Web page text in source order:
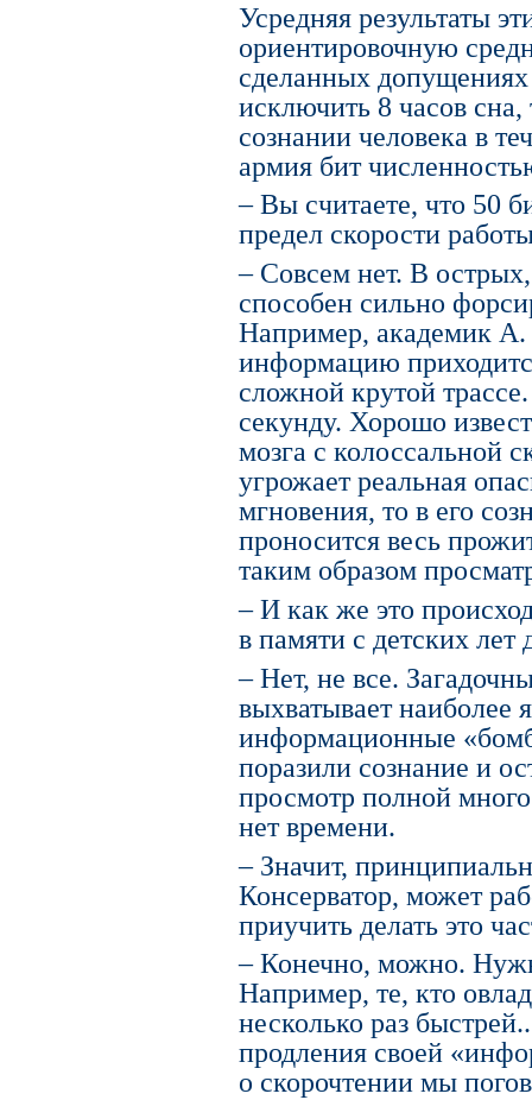
Усредняя результаты
ориентировочную
сделанных
исключить 8 часов сна,
сознании человека в
армия бит
– Вы считаете, что 50
предел скорости
– Совсем нет. В
способен сильно
Например, академик А.
информацию
сложной крутой
секунду. Хорошо
мозга с колоссальной
угрожает реальная
мгновения, то в его
проносится весь
таким образом
– И как же это
в памяти с детских лет
– Нет, не все.
выхватывает наиболее
информационные
поразили сознание и
просмотр полной
нет времени.
– Значит,
Консерватор, может
приучить делать это
– Конечно, можно.
Например, те, кто
несколько раз
продления своей
о скорочтении мы